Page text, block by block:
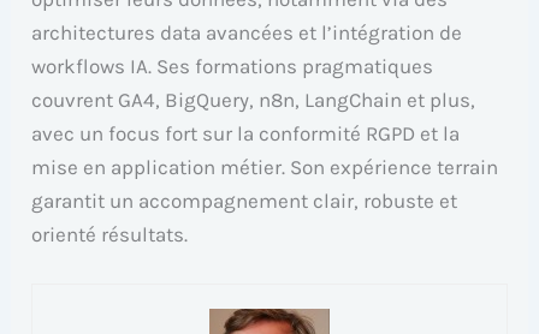
architectures data avancées et l’intégration de
workflows IA. Ses formations pragmatiques
couvrent GA4, BigQuery, n8n, LangChain et plus,
avec un focus fort sur la conformité RGPD et la
mise en application métier. Son expérience terrain
garantit un accompagnement clair, robuste et
orienté résultats.